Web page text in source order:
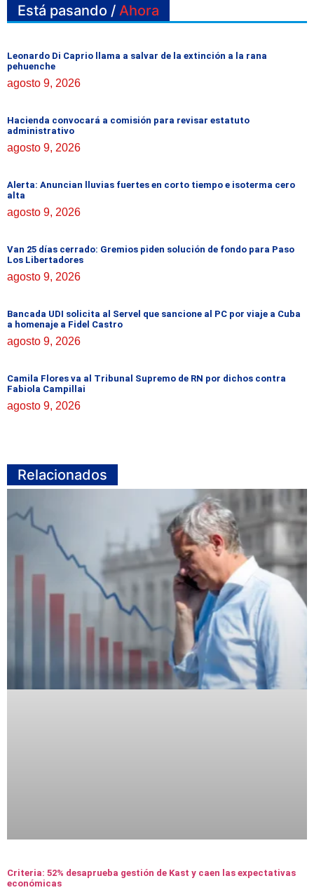
Está pasando / Ahora
Leonardo Di Caprio llama a salvar de la extinción a la rana
pehuenche
agosto 9, 2026
Hacienda convocará a comisión para revisar estatuto
administrativo
agosto 9, 2026
Alerta: Anuncian lluvias fuertes en corto tiempo e isoterma cero
alta
agosto 9, 2026
Van 25 días cerrado: Gremios piden solución de fondo para Paso
Los Libertadores
agosto 9, 2026
Bancada UDI solicita al Servel que sancione al PC por viaje a Cuba
a homenaje a Fidel Castro
agosto 9, 2026
Camila Flores va al Tribunal Supremo de RN por dichos contra
Fabiola Campillai
agosto 9, 2026
Relacionados
Criteria: 52% desaprueba gestión de Kast y caen las expectativas
económicas